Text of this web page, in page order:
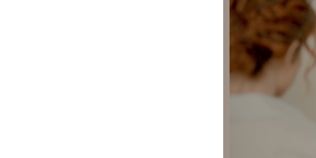
Perez,
mercato